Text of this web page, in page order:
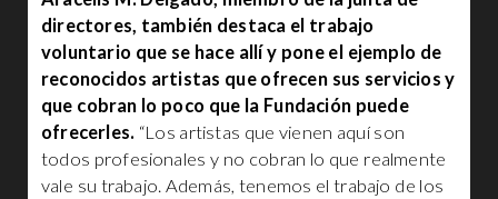
directores, también destaca el trabajo
voluntario que se hace allí y pone el ejemplo de
reconocidos artistas que ofrecen sus servicios y
que cobran lo poco que la Fundación puede
ofrecerles. “Los artistas que vienen aquí son
todos profesionales y no cobran lo que realmente
vale su trabajo. Además, tenemos el trabajo de los